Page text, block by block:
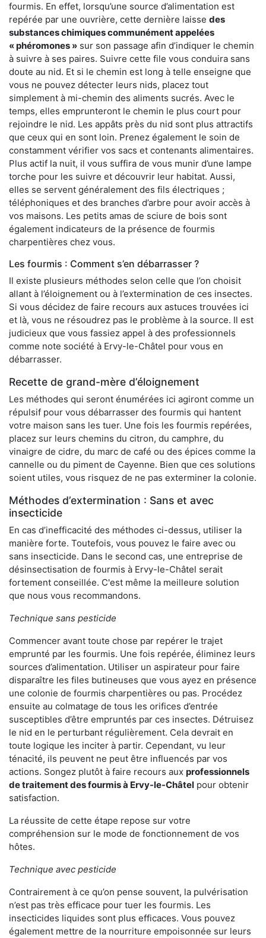
fourmis. En effet, lorsqu’une source d’alimentation est
repérée par une ouvrière, cette dernière laisse des
substances chimiques communément appelées
« phéromones » sur son passage afin d’indiquer le chemin
à suivre à ses paires. Suivre cette file vous conduira sans
doute au nid. Et si le chemin est long à telle enseigne que
vous ne pouvez détecter leurs nids, placez tout
simplement à mi-chemin des aliments sucrés. Avec le
temps, elles emprunteront le chemin le plus court pour
rejoindre le nid. Les appâts près du nid sont plus attractifs
que ceux qui en sont loin. Prenez également le soin de
constamment vérifier vos sacs et contenants alimentaires.
Plus actif la nuit, il vous suffira de vous munir d’une lampe
torche pour les suivre et découvrir leur habitat. Aussi,
elles se servent généralement des fils électriques ;
téléphoniques et des branches d’arbre pour avoir accès à
vos maisons. Les petits amas de sciure de bois sont
également indicateurs de la présence de fourmis
charpentières chez vous.
Les fourmis : Comment s’en débarrasser ?
Il existe plusieurs méthodes selon celle que l’on choisit
allant à l’éloignement ou à l’extermination de ces insectes.
Si vous décidez de faire recours aux astuces trouvées ici
et là, vous ne résoudrez pas le problème à la source. Il est
judicieux que vous fassiez appel à des professionnels
comme note société à Ervy-le-Châtel pour vous en
débarrasser.
Recette de grand-mère d’éloignement
Les méthodes qui seront énumérées ici agiront comme un
répulsif pour vous débarrasser des fourmis qui hantent
votre maison sans les tuer. Une fois les fourmis repérées,
placez sur leurs chemins du citron, du camphre, du
vinaigre de cidre, du marc de café ou des épices comme la
cannelle ou du piment de Cayenne. Bien que ces solutions
soient utiles, vous risquez de ne pas exterminer la colonie.
Méthodes d’extermination : Sans et avec
insecticide
En cas d’inefficacité des méthodes ci-dessus, utiliser la
manière forte. Toutefois, vous pouvez le faire avec ou
sans insecticide. Dans le second cas, une entreprise de
désinsectisation de fourmis à Ervy-le-Châtel serait
fortement conseillée. C'est même la meilleure solution
que nous vous recommandons.
Technique sans pesticide
Commencer avant toute chose par repérer le trajet
emprunté par les fourmis. Une fois repérée, éliminez leurs
sources d’alimentation. Utiliser un aspirateur pour faire
disparaître les files butineuses que vous ayez en présence
une colonie de fourmis charpentières ou pas. Procédez
ensuite au colmatage de tous les orifices d’entrée
susceptibles d’être empruntés par ces insectes. Détruisez
le nid en le perturbant régulièrement. Cela devrait en
toute logique les inciter à partir. Cependant, vu leur
ténacité, ils peuvent ne peut être influencés par vos
actions. Songez plutôt à faire recours aux professionnels
de traitement des fourmis à Ervy-le-Châtel pour obtenir
satisfaction.
La réussite de cette étape repose sur votre
compréhension sur le mode de fonctionnement de vos
hôtes.
Technique avec pesticide
Contrairement à ce qu’on pense souvent, la pulvérisation
n’est pas très efficace pour tuer les fourmis. Les
insecticides liquides sont plus efficaces. Vous pouvez
également mettre de la nourriture empoisonnée sur leurs